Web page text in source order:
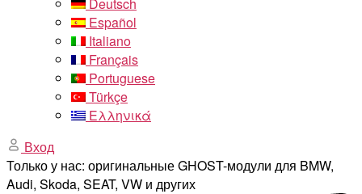
Español
Italiano
Français
Portuguese
Türkçe
Ελληνικά
Вход
Только у нас: оригинальные GHOST-модули для BMW,
Audi, Skoda, SEAT, VW и других